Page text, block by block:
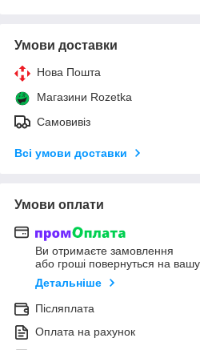
Умови доставки
Нова Пошта
Магазини Rozetka
Самовивіз
Всі умови доставки
Умови оплати
Ви отримаєте замовлення
або гроші повернуться на вашу
Детальніше
Післяплата
Оплата на рахунок